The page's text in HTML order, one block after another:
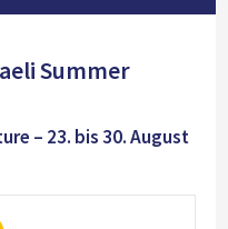
Summer
– 23. bis 30. August